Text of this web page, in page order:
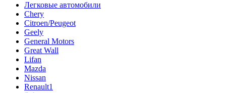
Легковые автомобили
Chery
Citroen/Peugeot
Geely
General Motors
Great Wall
Lifan
Mazda
Nissan
Renault1